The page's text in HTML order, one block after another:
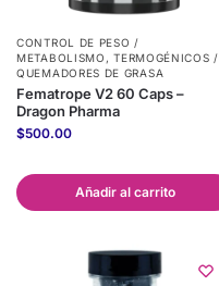
CONTROL DE PESO /
METABOLISMO ,TERMOGÉNICOS /
QUEMADORES DE GRASA
Fematrope V2 60 Caps –
Dragon Pharma
$500.00
Añadir al carrito